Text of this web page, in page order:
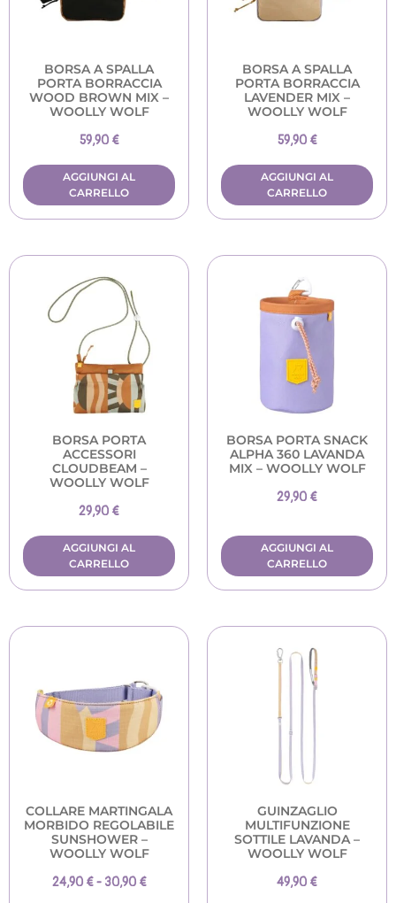
BORSA A SPALLA
PORTA BORRACCIA
WOOD BROWN MIX –
WOOLLY WOLF
59,90 €
AGGIUNGI AL
CARRELLO
BORSA A SPALLA
PORTA BORRACCIA
LAVENDER MIX –
WOOLLY WOLF
59,90 €
AGGIUNGI AL
CARRELLO
BORSA PORTA
ACCESSORI
CLOUDBEAM –
WOOLLY WOLF
29,90 €
AGGIUNGI AL
CARRELLO
BORSA PORTA SNACK
ALPHA 360 LAVANDA
MIX – WOOLLY WOLF
29,90 €
AGGIUNGI AL
CARRELLO
COLLARE MARTINGALA
MORBIDO REGOLABILE
SUNSHOWER –
WOOLLY WOLF
24,90 € - 30,90 €
GUINZAGLIO
MULTIFUNZIONE
SOTTILE LAVANDA –
WOOLLY WOLF
49,90 €